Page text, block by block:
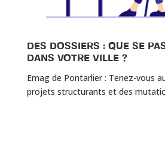
DES DOSSIERS : QUE SE
DANS VOTRE VILLE ?
Emag de Pontarlier : Tenez-vous
projets structurants et des